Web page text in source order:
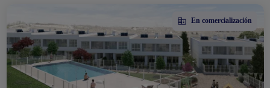
En comercialización